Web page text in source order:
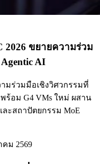
2026 ขยายความร่วม
AI
ามร่วมมือเชิงวิศวกรรมที่
พร้อม G4 VMs ใหม่ ผสาน
ละสถาปัตยกรรม MoE
คม 2569